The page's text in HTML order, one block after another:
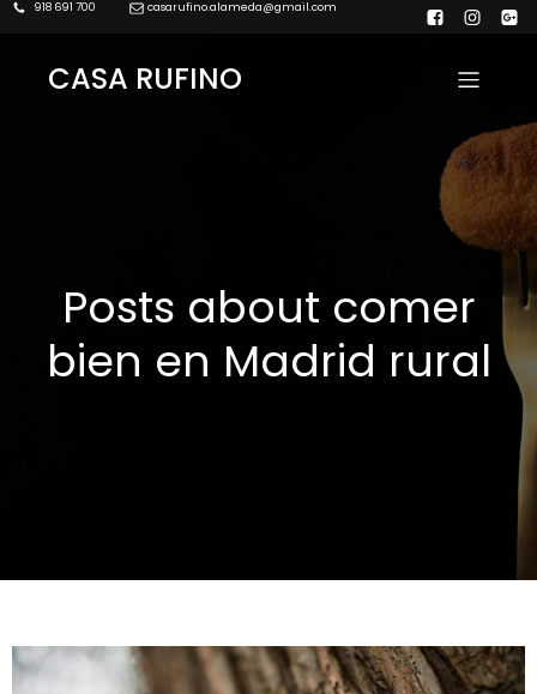
918 691 700 casarufino.alameda@gmail.com
CASA RUFINO
Posts about comer
bien en Madrid rural